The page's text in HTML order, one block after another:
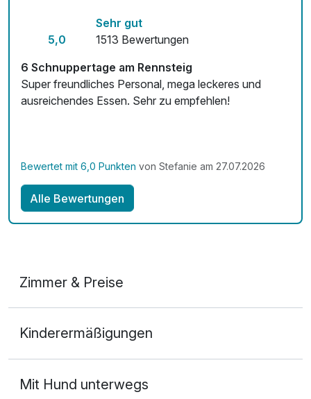
5,0
Sehr gut
1513 Bewertungen
6 Schnuppertage am Rennsteig
Super freundliches Personal, mega leckeres und
ausreichendes Essen. Sehr zu empfehlen!
Bewertet mit 6,0 Punkten von Stefanie am 27.07.2026
Alle Bewertungen
Zimmer & Preise
2 Erwachsene und 2 Kinder
Kinderermäßigungen
Mit Hund unterwegs